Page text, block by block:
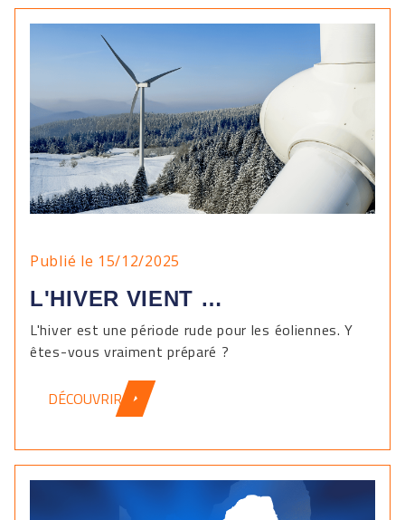
Publié le 15/12/2025
L'HIVER VIENT …
L'hiver est une période rude pour les éoliennes. Y
êtes-vous vraiment préparé ?
DÉCOUVRIR